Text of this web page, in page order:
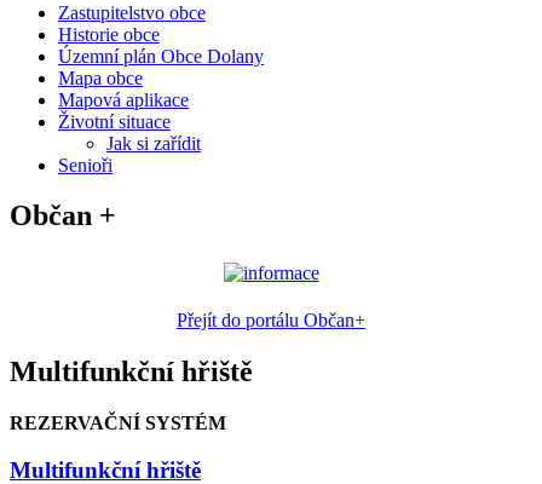
Zastupitelstvo obce
Historie obce
Územní plán Obce Dolany
Mapa obce
Mapová aplikace
Životní situace
Jak si zařídit
Senioři
Občan +
Přejít do portálu Občan+
Multifunkční hřiště
REZERVAČNÍ SYSTÉM
Multifunkční hřiště